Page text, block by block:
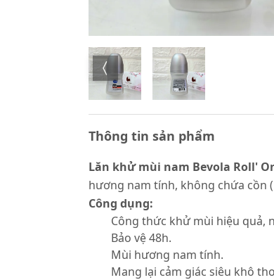
Thông tin sản phẩm
Lăn khử mùi nam Bevola Roll'
hương nam tính, không chứa cồn
Công dụng:
Công thức khử mùi hiệu quả,
Bảo vệ 48h.
Mùi hương nam tính.
Mang lại cảm giác siêu khô